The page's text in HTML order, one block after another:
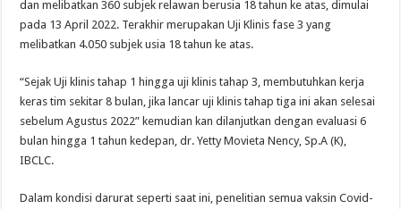
dan melibatkan 360 subjek relawan berusia 18 tahun ke atas, dimulai
pada 13 April 2022. Terakhir merupakan Uji Klinis fase 3 yang
melibatkan 4.050 subjek usia 18 tahun ke atas.
“Sejak Uji klinis tahap 1 hingga uji klinis tahap 3, membutuhkan kerja
keras tim sekitar 8 bulan, jika lancar uji klinis tahap tiga ini akan selesai
sebelum Agustus 2022” kemudian kan dilanjutkan dengan evaluasi 6
bulan hingga 1 tahun kedepan, dr. Yetty Movieta Nency, Sp.A (K),
IBCLC.
Dalam kondisi darurat seperti saat ini, penelitian semua vaksin Covid-